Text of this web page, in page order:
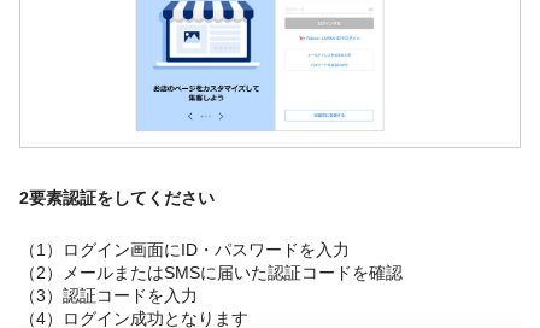
2要素認証をしてください
（1）ログイン画面にID・パスワードを入力
（2）メールまたはSMSに届いた認証コードを確認
（3）認証コードを入力
（4）ログイン成功となります